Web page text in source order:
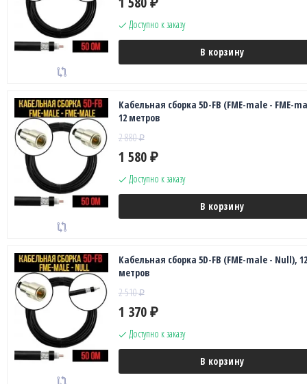
₽
Доступно к заказу
В корзину
Кабельная сборка 5D-FB (FME-male - FME-
12 метров
2 880₽
1 580 ₽
Доступно к заказу
В корзину
Кабельная сборка 5D-FB (FME-male - Null), 12
метров
2 510₽
1 370 ₽
Доступно к заказу
В корзину